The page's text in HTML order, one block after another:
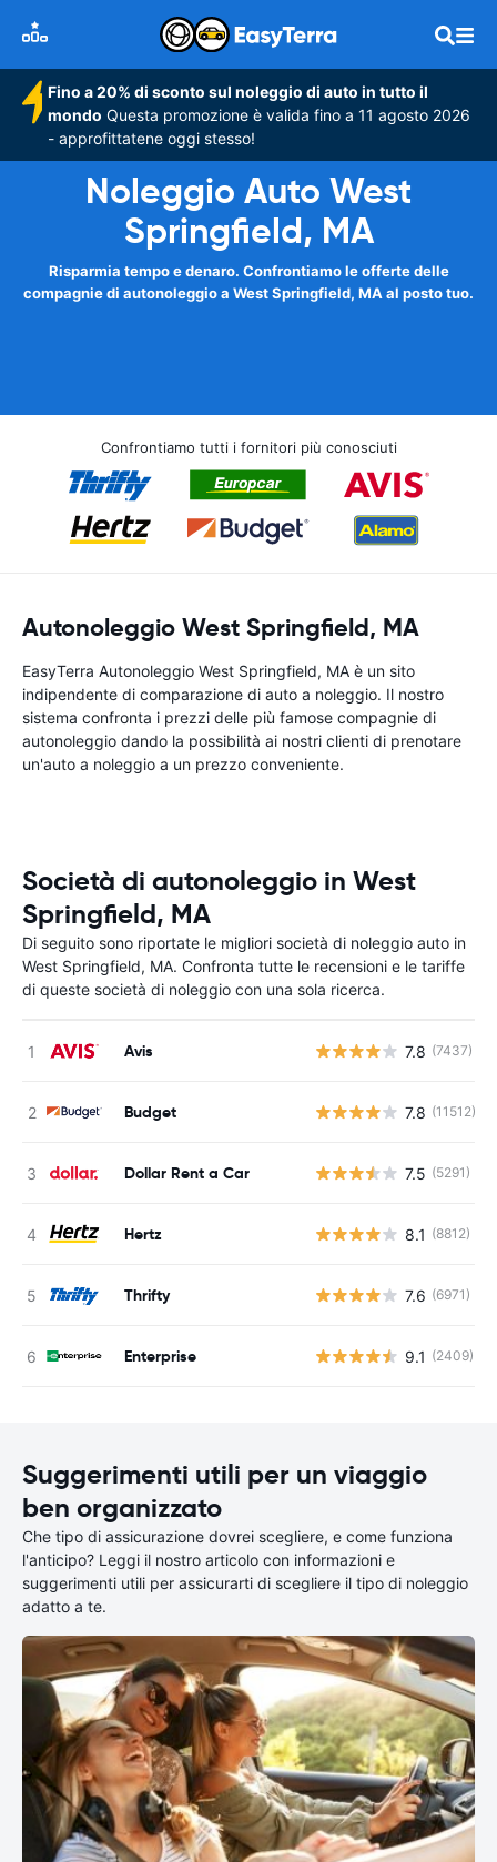
Fino a 20% di sconto sul noleggio di auto in tutto il
mondo Questa promozione è valida fino a 11 agosto 2026
- approfittatene oggi stesso!
Noleggio Auto West
Springfield, MA
Risparmia tempo e denaro. Confrontiamo le offerte delle
compagnie di autonoleggio a West Springfield, MA al posto tuo.
Confrontiamo tutti i fornitori più conosciuti
Autonoleggio West Springfield, MA
EasyTerra Autonoleggio West Springfield, MA è un sito
indipendente di comparazione di auto a noleggio. Il nostro
sistema confronta i prezzi delle più famose compagnie di
autonoleggio dando la possibilità ai nostri clienti di prenotare
un'auto a noleggio a un prezzo conveniente.
Società di autonoleggio in West
Springfield, MA
Di seguito sono riportate le migliori società di noleggio auto in
West Springfield, MA. Confronta tutte le recensioni e le tariffe
di queste società di noleggio con una sola ricerca.
Avis 7.8 (7437)
Budget 7.8 (11512)
Dollar Rent a Car 7.5 (5291)
Hertz 8.1 (8812)
Thrifty 7.6 (6971)
Enterprise 9.1 (2409)
Suggerimenti utili per un viaggio
ben organizzato
Che tipo di assicurazione dovrei scegliere, e come funziona
l'anticipo? Leggi il nostro articolo con informazioni e
suggerimenti utili per assicurarti di scegliere il tipo di noleggio
adatto a te.